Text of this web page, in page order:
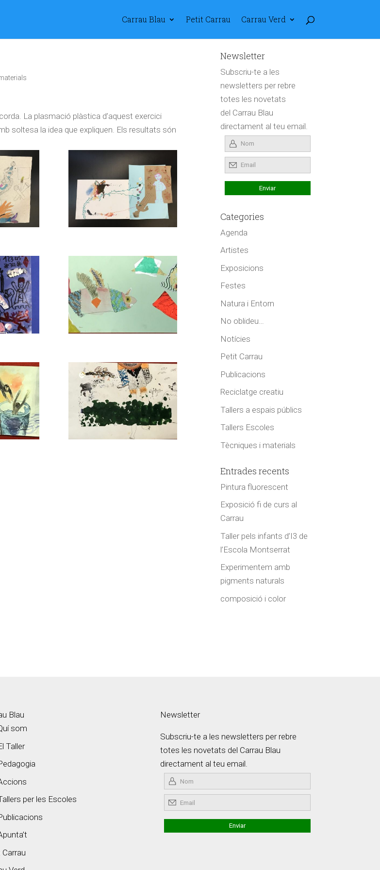
Carrau Blau Petit Carrau Carrau Verd
La plasmació plàstica d’aquest exercici
soltesa la idea que expliquen. Els resultats són
Newsletter
Subscriu-te a les
newsletters per rebre
totes les novetats
del Carrau Blau
directament al teu email.
Categories
Agenda
Artistes
Exposicions
Festes
Natura i Entorn
No oblideu…
Notícies
Petit Carrau
Publicacions
Reciclatge creatiu
Tallers a espais públics
Tallers Escoles
Tècniques i materials
Entrades recents
Pintura fluorescent
Exposició fi de curs al
Carrau
Taller pels infants d’I3 de
l’Escola Montserrat
Experimentem amb
pigments naturals
composició i color
Blau
som
Taller
per les Escoles
Newsletter
Subscriu-te a les newsletters per rebre
totes les novetats del Carrau Blau
directament al teu email.